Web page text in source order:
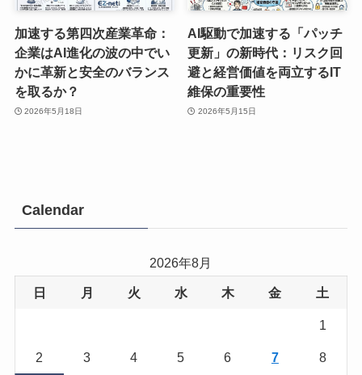
加速する第四次産業革命：
企業はAI進化の波の中でい
かに革新と安全のバランス
を取るか？
2026年5月18日
AI駆動で加速する「パッチ
更新」の新時代：リスク回
避と経営価値を両立するIT
維保の重要性
2026年5月15日
Calendar
2026年8月
日 月 火 水 木 金 土
1
2 3 4 5 6 7 8